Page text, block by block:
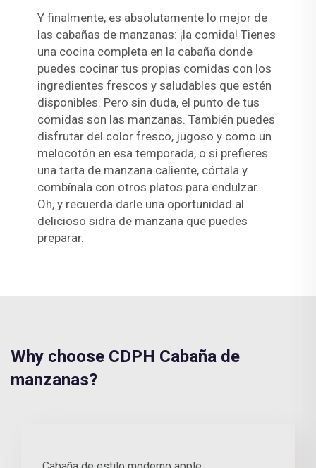
Y finalmente, es absolutamente lo mejor de
las cabañas de manzanas: ¡la comida! Tienes
una cocina completa en la cabaña donde
puedes cocinar tus propias comidas con los
ingredientes frescos y saludables que estén
disponibles. Pero sin duda, el punto de tus
comidas son las manzanas. También puedes
disfrutar del color fresco, jugoso y como un
melocotón en esa temporada, o si prefieres
una tarta de manzana caliente, córtala y
combínala con otros platos para endulzar.
Oh, y recuerda darle una oportunidad al
delicioso sidra de manzana que puedes
preparar.
Why choose CDPH Cabaña de
manzanas?